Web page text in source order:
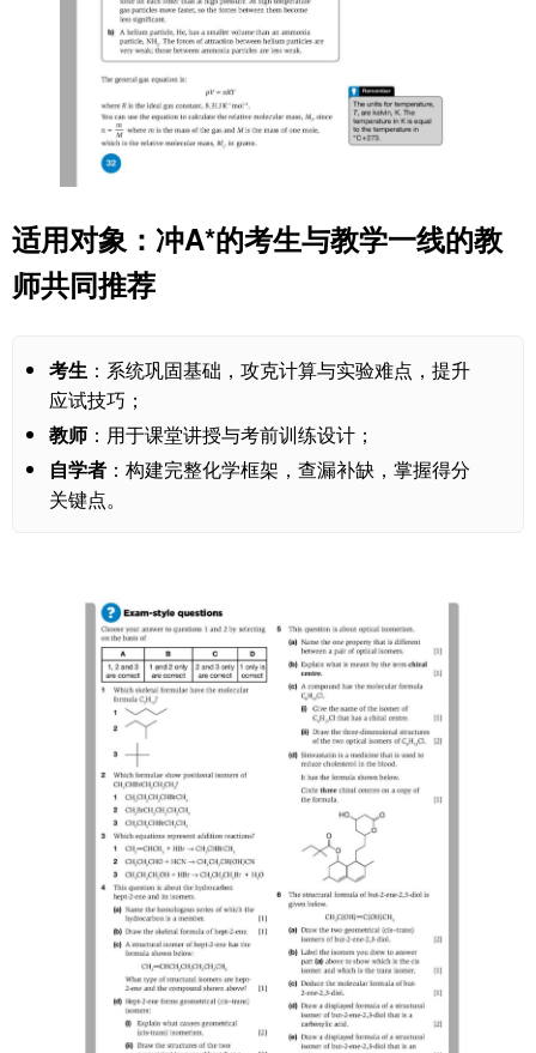
适用对象：冲A*的考生与教学一线的教
师共同推荐
考生 ：系统巩固基础，攻克计算与实验难点，提升
应试技巧；
教师 ：用于课堂讲授与考前训练设计；
自学者 ：构建完整化学框架，查漏补缺，掌握得分
关键点。